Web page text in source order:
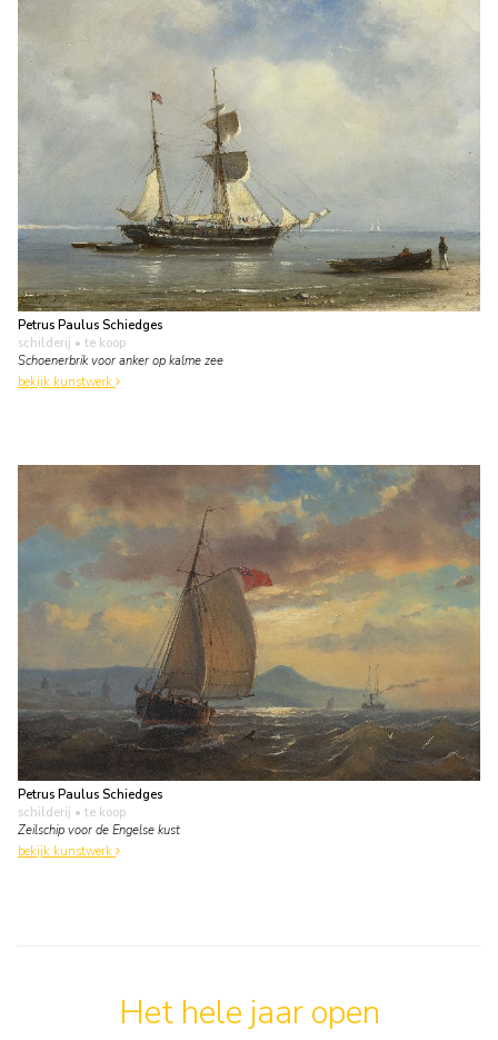
Petrus Paulus Schiedges
schilderij • te koop
Schoenerbrik voor anker op kalme zee
bekijk kunstwerk
Petrus Paulus Schiedges
schilderij • te koop
Zeilschip voor de Engelse kust
bekijk kunstwerk
Het hele jaar open